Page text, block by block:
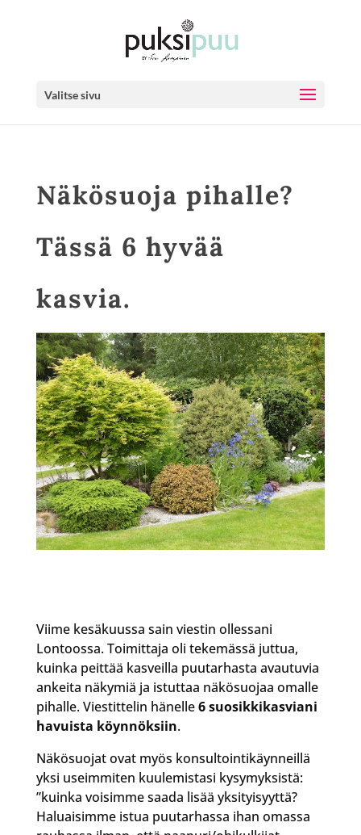
Valitse sivu
Näkösuoja pihalle?
Tässä 6 hyvää
kasvia.
Viime kesäkuussa sain viestin ollessani
Lontoossa. Toimittaja oli tekemässä juttua,
kuinka peittää kasveilla puutarhasta avautuvia
ankeita näkymiä ja istuttaa näkösuojaa omalle
pihalle. Viestittelin hänelle6 suosikkikasviani
havuista köynnöksiin.
Näkösuojat ovat myös konsultointikäynneillä
yksi useimmiten kuulemistasi kysymyksistä:
”kuinka voisimme saada lisää yksityisyyttä?
Haluaisimme istua puutarhassa ihan omassa